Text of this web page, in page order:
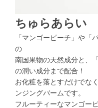
ちゅらあらい
「マンゴーピーチ」や「
の
南国果物の天然成分と、
の潤い成分まで配合！
お化粧を落とすだけでな
ンジングバームです。
フルーティーなマンゴー